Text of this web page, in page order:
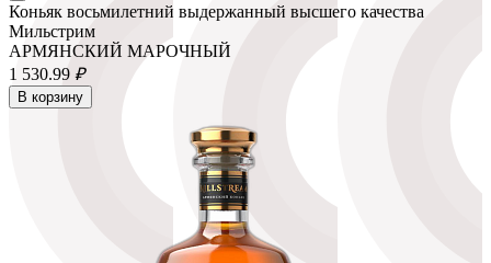
Коньяк восьмилетний выдержанный высшего качества
Мильстрим
АРМЯНСКИЙ МАРОЧНЫЙ
1 530.99 ₽
В корзину